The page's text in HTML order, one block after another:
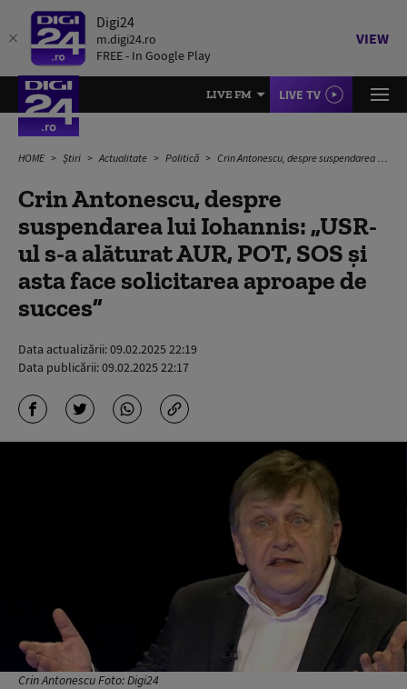
Digi24
m.digi24.ro
FREE - In Google Play
VIEW
LIVE FM LIVE TV
HOME Știri Actualitate Politică Crin Antonescu, despre suspendarea lui Iohannis: „USR-ul s-a alăturat AUR, POT, SOS și asta face solicitarea aproape de succes”
Crin Antonescu, despre
suspendarea lui Iohannis: „USR-
ul s-a alăturat AUR, POT, SOS și
asta face solicitarea aproape de
succes”
Data actualizării:09.02.2025 22:19
Data publicării:09.02.2025 22:17
Crin Antonescu Foto: Digi24